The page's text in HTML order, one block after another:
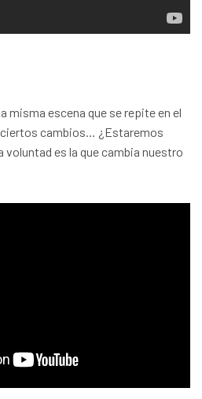
misma escena que se repite en el
cambios… ¿Estaremos
es la que cambia nuestro